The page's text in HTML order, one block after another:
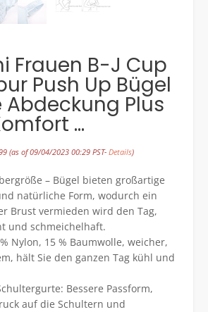
Frauen B-J Cup
Push Up Bügel
Abdeckung Plus
…
(as of 09/04/2023 00:29 PST- Details)
– Bügel bieten großartige
natürliche Form, wodurch ein
Brust vermieden wird den Tag,
und schmeichelhaft.
Nylon, 15 % Baumwolle, weicher,
hält Sie den ganzen Tag kühl und
Bessere Passform,
auf die Schultern und